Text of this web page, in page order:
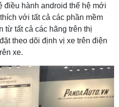
điều hành android thế hệ mới
với tất cả các phần mềm
từ tất cả các hãng trên thị
theo dõi định vị xe trên điện
xe.